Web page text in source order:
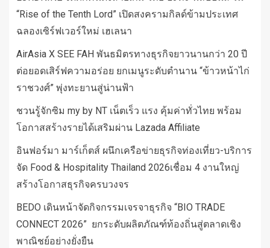
“Rise of the Tenth Lord” เปิดสงครามกิลด์ข้ามประเทศ
ฉลองเซิร์ฟเวอร์ใหม่ เฮเลนา
AirAsia X SEE FAH พันธมิตรทางธุรกิจยาวนานกว่า 20 ปี
ต่อยอดเสิร์ฟความอร่อย ยกเมนูระดับตำนาน “ข้าวหน้าไก่
ราชวงศ์” พุ่งทะยานสู่น่านฟ้า
ชวนรู้จักซิม my by NT เน็ตเร็ว แรง คุ้มค่าทั่วไทย พร้อม
โอกาสสร้างรายได้เสริมผ่าน Lazada Affiliate
อินฟอร์มา มาร์เก็ตส์ ผนึกเครือข่ายธุรกิจท่องเที่ยว-บริการ
จัด Food & Hospitality Thailand 2026เชื่อม 4 งานใหญ่
สร้างโอกาสธุรกิจครบวงจร
BEDO เดินหน้าจัดกิจกรรมเจรจาธุรกิจ “BIO TRADE
CONNECT 2026” ยกระดับผลิตภัณฑ์ท้องถิ่นสู่ตลาดเชิง
พาณิชย์อย่างยั่งยืน